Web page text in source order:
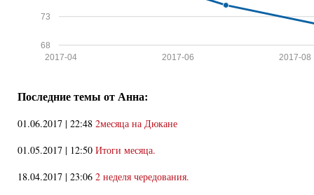
68
73
2017-08
2017-06
2017-04
Последние темы от Анна:
01.06.2017 | 22:48 2месяца на Дюкане
01.05.2017 | 12:50 Итоги месяца.
18.04.2017 | 23:06 2 неделя чередования.